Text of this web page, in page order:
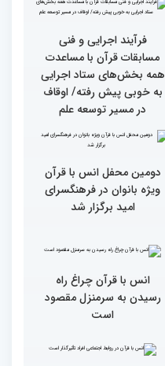
از ابتهال‌خوانی بداهه در
دیدار متسابقان با
دکترخاموشی تا خوشنویسی
آیات منتخب/ حاشیه های
سومین روز مسابقات قرآن
فرآیند اجرایی و فنی
مسابقات قرآن با مساعدت
به خوبی پیش رفته/ اوقاف
ویژه بانوان در فرهنگسرای